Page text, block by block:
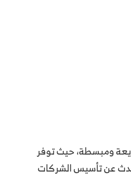
ومبسطة، حيث توفر
عن تأسيس الشركات